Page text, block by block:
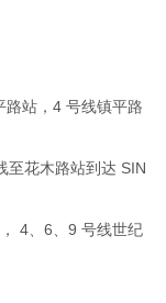
路站，4 号线镇平路
至花木路站到达 SIN
4、6、9 号线世纪